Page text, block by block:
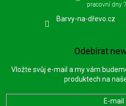
Barvy-na-dřevo.cz
Odebírat
Vložte svůj e-mail a my vám
produktech na
E-mail